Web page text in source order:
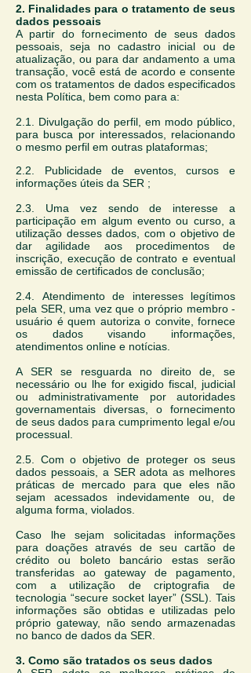
2. Finalidades para o tratamento de seus
dados pessoais
A partir do fornecimento de seus dados
pessoais, seja no cadastro inicial ou de
atualização, ou para dar andamento a uma
transação, você está de acordo e consente
com os tratamentos de dados especificados
nesta Política, bem como para a:
2.1. Divulgação do perfil, em modo público,
para busca por interessados, relacionando
o mesmo perfil em outras plataformas;
2.2. Publicidade de eventos, cursos e
informações úteis da SER ;
2.3. Uma vez sendo de interesse a
participação em algum evento ou curso, a
utilização desses dados, com o objetivo de
dar agilidade aos procedimentos de
inscrição, execução de contrato e eventual
emissão de certificados de conclusão;
2.4. Atendimento de interesses legítimos
pela SER, uma vez que o próprio membro -
usuário é quem autoriza o convite, fornece
os dados visando informações,
atendimentos online e notícias.
A SER se resguarda no direito de, se
necessário ou lhe for exigido fiscal, judicial
ou administrativamente por autoridades
governamentais diversas, o fornecimento
de seus dados para cumprimento legal e/ou
processual.
2.5. Com o objetivo de proteger os seus
dados pessoais, a SER adota as melhores
práticas de mercado para que eles não
sejam acessados indevidamente ou, de
alguma forma, violados.
Caso lhe sejam solicitadas informações
para doações através de seu cartão de
crédito ou boleto bancário estas serão
transferidas ao gateway de pagamento,
com a utilização de criptografia de
tecnologia “secure socket layer” (SSL). Tais
informações são obtidas e utilizadas pelo
próprio gateway, não sendo armazenadas
no banco de dados da SER.
3. Como são tratados os seus dados